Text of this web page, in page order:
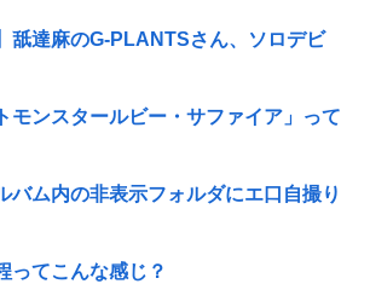
舐達麻のG-PLANTSさん、ソロデビ
モンスタールビー・サファイア」って
バム内の非表示フォルダにエ口自撮り
ってこんな感じ？